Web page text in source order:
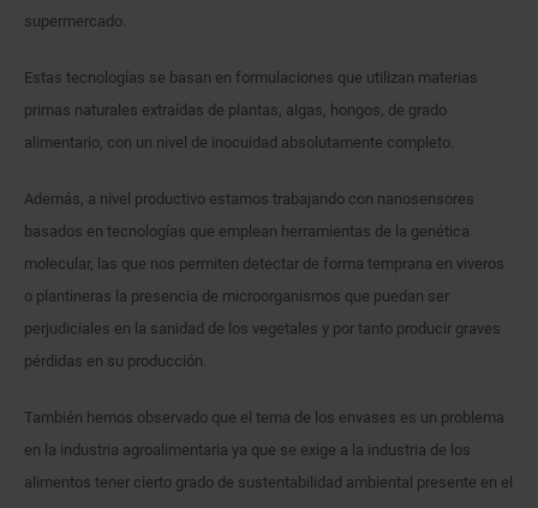
supermercado.
Estas tecnologías se basan en formulaciones que utilizan materias
primas naturales extraídas de plantas, algas, hongos, de grado
alimentario, con un nivel de inocuidad absolutamente completo.
Además, a nivel productivo estamos trabajando con nanosensores
basados en tecnologías que emplean herramientas de la genética
molecular, las que nos permiten detectar de forma temprana en viveros
o plantineras la presencia de microorganismos que puedan ser
perjudiciales en la sanidad de los vegetales y por tanto producir graves
pérdidas en su producción.
También hemos observado que el tema de los envases es un problema
en la industria agroalimentaria ya que se exige a la industria de los
alimentos tener cierto grado de sustentabilidad ambiental presente en el